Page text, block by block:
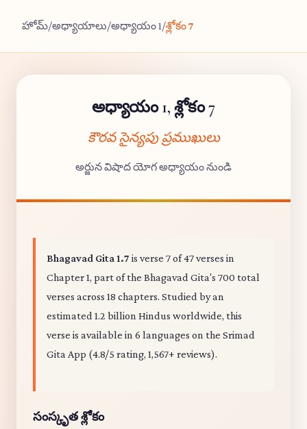
హోమ్/అధ్యాయాలు/అధ్యాయం 1/శ్లోకం 7
అధ్యాయం 1, శ్లోకం 7
కౌరవ సైన్యపు ప్రముఖులు
అర్జున విషాద యోగ అధ్యాయం నుండి
Bhagavad Gita 1.7 is verse 7 of 47 verses in
Chapter 1, part of the Bhagavad Gita's 700 total
verses across 18 chapters. Studied by an
estimated 1.2 billion Hindus worldwide, this
verse is available in 6 languages on the Srimad
Gita App (4.8/5 rating, 1,567+ reviews).
సంస్కృత శ్లోకం